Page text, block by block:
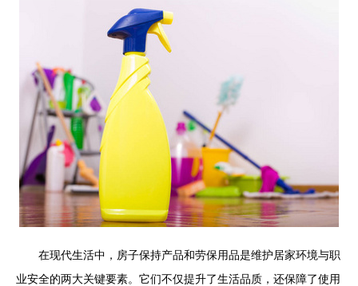
在现代生活中，房子保持产品和劳保用品是维护居家环境与职
业安全的两大关键要素。它们不仅提升了生活品质，还保障了使用